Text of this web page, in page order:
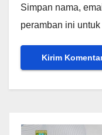
Simpan nama,
peramban ini